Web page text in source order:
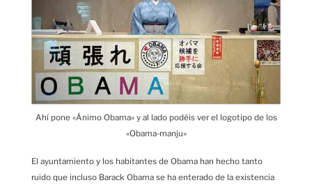
Ahí pone «Ánimo Obama» y al lado podéis ver el logotipo de los
«Obama-manju»
El ayuntamiento y los habitantes de Obama han hecho tanto
ruido que incluso Barack Obama se ha enterado de la existencia